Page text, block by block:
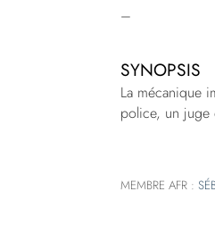
–
SYNOPSIS
La mécanique
police, un juge
MEMBRE AFR :